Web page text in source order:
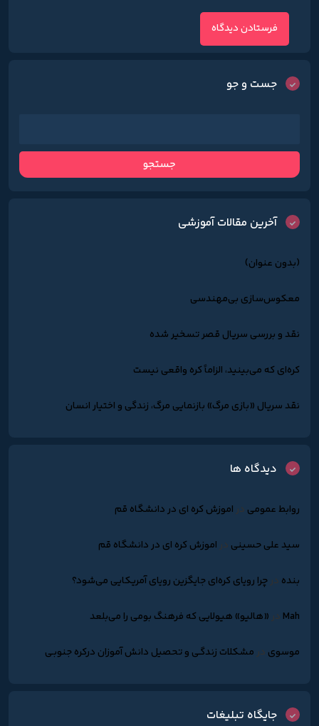
جست و جو
آخرین مقالات آموزشی
(بدون عنوان)
معکوس‌سازی بی‌مهندسی
نقد و بررسی سریال قصر تسخیر شده
کره‌ای که می‌بینید، الزاماً کره واقعی نیست
نقد سریال «بازی مرگ» بازنمایی مرگ، زندگی و اختیار انسان
دیدگاه ها
روابط عمومی دراموزش کره ای در دانشگاه قم
سید علی حسینی دراموزش کره ای در دانشگاه قم
بنده درچرا رویای کره‌ای جایگزین رویای آمریکایی می‌شود؟
Mah در«هالیو» هیولایی که فرهنگ بومی را می‌بلعد
موسوی درمشکلات زندگـی و تحصیل دانش آموزان درکره جنوبـی
جایگاه تبلیغات